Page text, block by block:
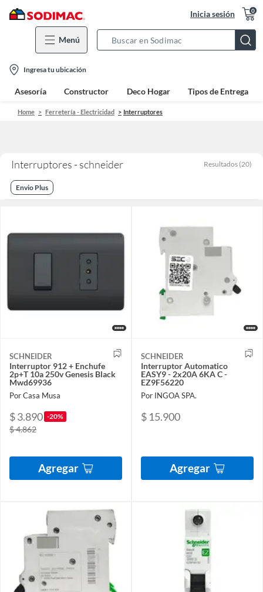
Inicia sesión 0
Menú
Bar
location-
icon
Ingresa tu ubicación
Asesoría Constructor Deco Hogar Tipos de Entrega
Home Ferretería - Electricidad Interruptores
Interruptores - schneider Resultados (20)
Envio Plus
SCHNEIDER
Interruptor 912 + Enchufe
2p+T 10a 250v Genesis Black
Mwd69936
Por Casa Musa
$ 3.890 -20%
$ 4.862
Agregar
SCHNEIDER
Interruptor Automatico
EASY9 - 2x20A 6KA C -
EZ9F56220
Por INGOA SPA.
$ 15.900
Agregar